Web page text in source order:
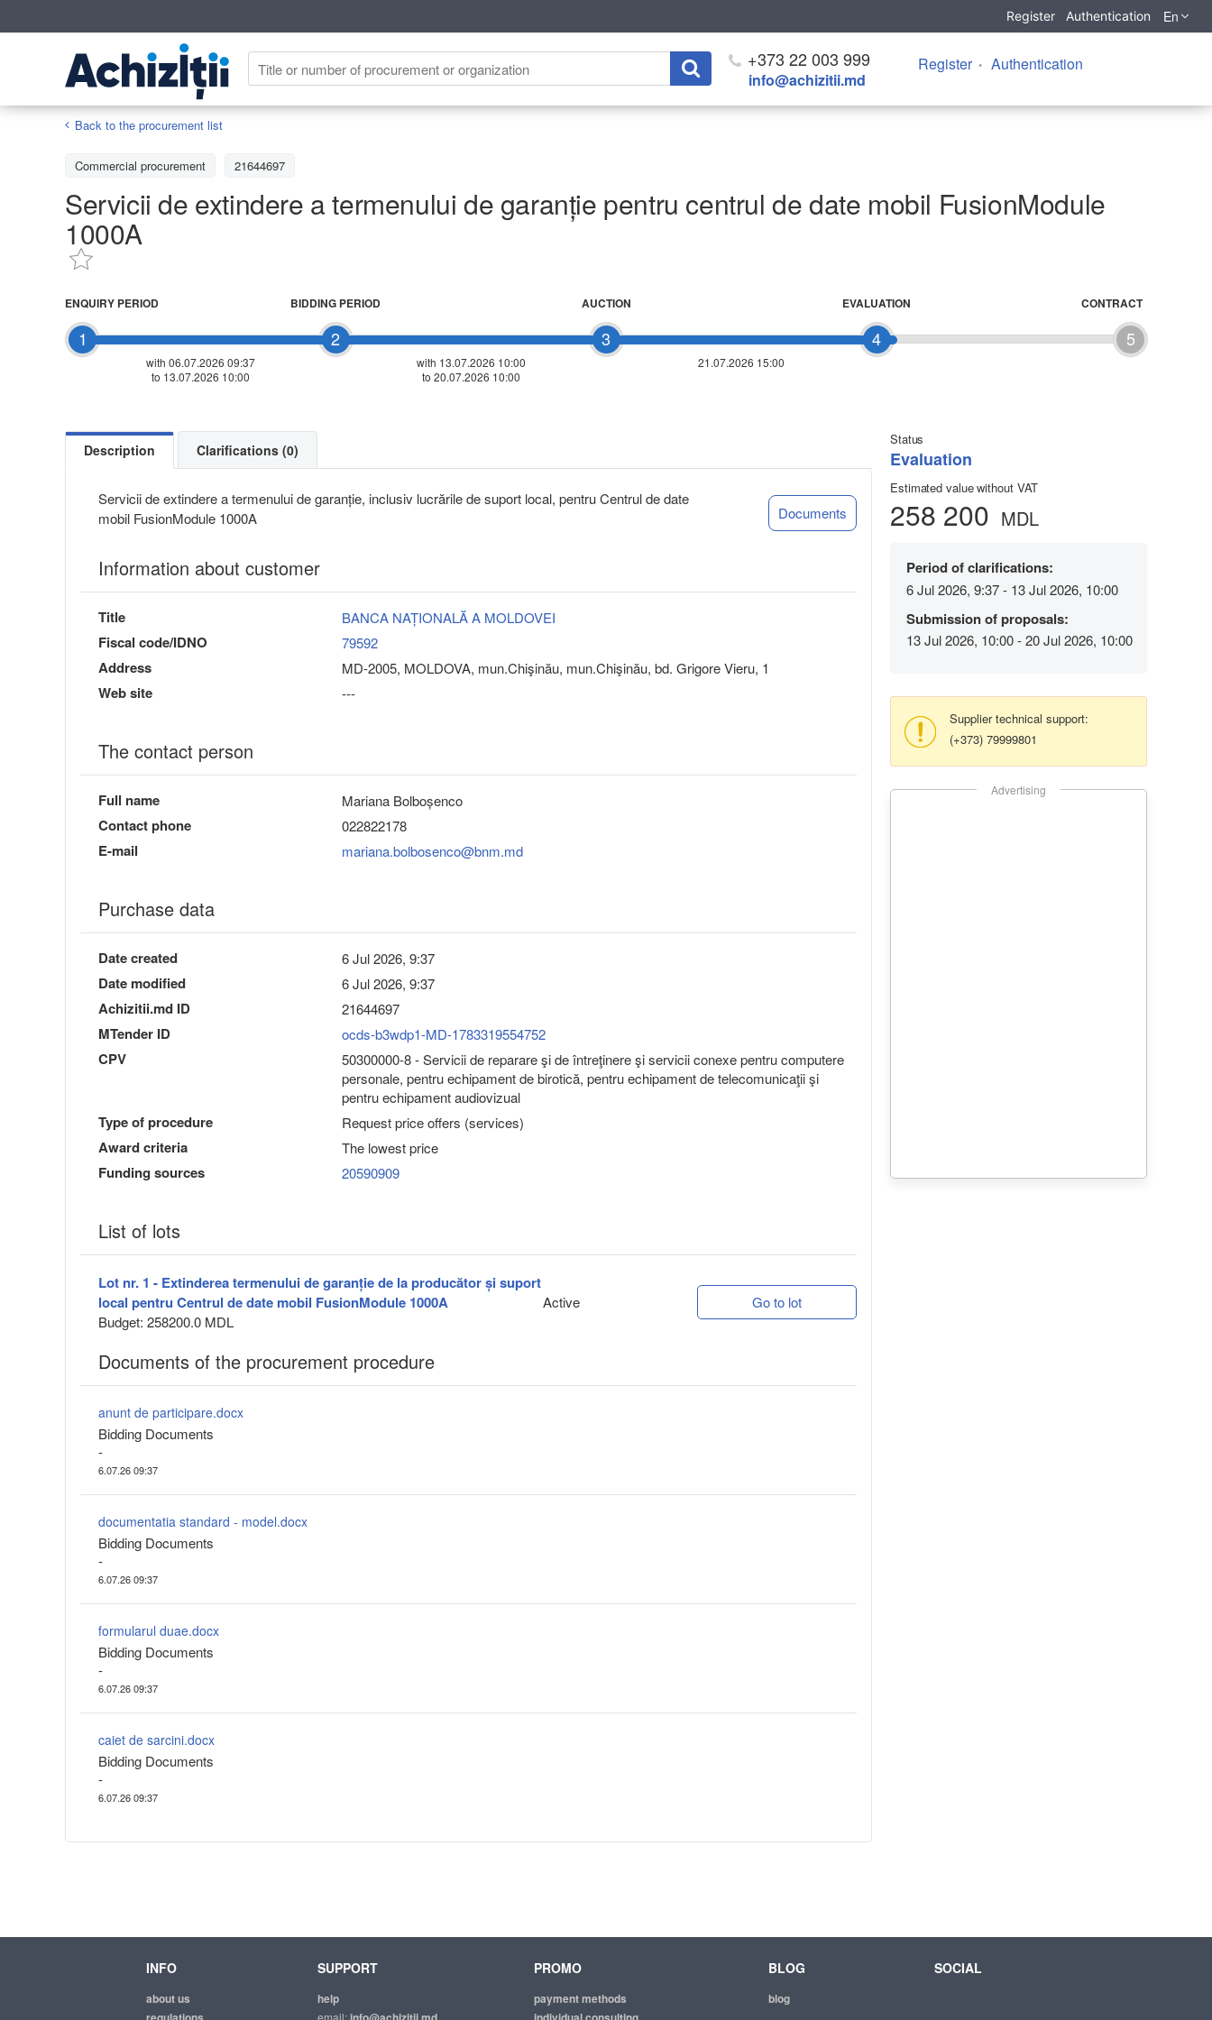
Register Authentication En
+373 22 003 999
info@achizitii.md
Register Authentication
Back to the procurement list
Commercial procurement 21644697
Servicii de extindere a termenului de garanție pentru centrul de date mobil FusionModule
1000A
1
ENQUIRY PERIOD
with 06.07.2026 09:37
to 13.07.2026 10:00
2
BIDDING PERIOD
with 13.07.2026 10:00
to 20.07.2026 10:00
3
AUCTION
21.07.2026 15:00
4
EVALUATION
5
CONTRACT
Status
Evaluation
Estimated value without VAT
258 200 MDL
Period of clarifications:
6 Jul 2026, 9:37 - 13 Jul 2026, 10:00
Submission of proposals:
13 Jul 2026, 10:00 - 20 Jul 2026, 10:00
Supplier technical support:
(+373) 79999801
Advertising
Description Clarifications (0)
Servicii de extindere a termenului de garanție, inclusiv lucrările de suport local, pentru Centrul de date
mobil FusionModule 1000A
Documents
Information about customer
Title BANCA NAȚIONALĂ A MOLDOVEI
Fiscal code/IDNO 79592
Address MD-2005, MOLDOVA, mun.Chişinău, mun.Chişinău, bd. Grigore Vieru, 1
Web site ---
The contact person
Full name Mariana Bolboșenco
Contact phone 022822178
E-mail mariana.bolbosenco@bnm.md
Purchase data
Date created 6 Jul 2026, 9:37
Date modified 6 Jul 2026, 9:37
Achizitii.md ID 21644697
MTender ID ocds-b3wdp1-MD-1783319554752
CPV
50300000-8 - Servicii de reparare şi de întreţinere şi servicii conexe pentru computere
personale, pentru echipament de birotică, pentru echipament de telecomunicaţii şi
pentru echipament audiovizual
Type of procedure Request price offers (services)
Award criteria The lowest price
Funding sources 20590909
List of lots
Lot nr. 1 - Extinderea termenului de garanție de la producător și suport
local pentru Centrul de date mobil FusionModule 1000A
Budget: 258200.0 MDL
Active Go to lot
Documents of the procurement procedure
anunt de participare.docx
Bidding Documents
-
6.07.26 09:37
documentatia standard - model.docx
Bidding Documents
-
6.07.26 09:37
formularul duae.docx
Bidding Documents
-
6.07.26 09:37
caiet de sarcini.docx
Bidding Documents
-
6.07.26 09:37
INFO
about us
SUPPORT
help
email:
PROMO
payment methods
BLOG
blog
SOCIAL